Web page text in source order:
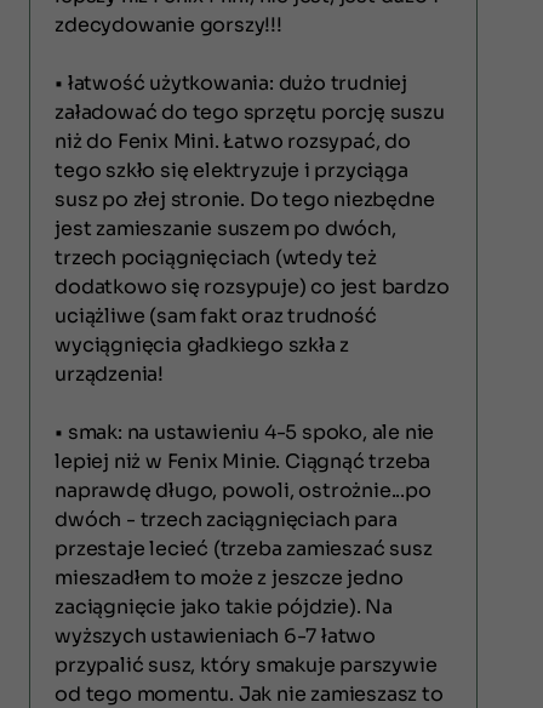
zdecydowanie gorszy!!!
• łatwość użytkowania: dużo trudniej
załadować do tego sprzętu porcję suszu
niż do Fenix Mini. Łatwo rozsypać, do
tego szkło się elektryzuje i przyciąga
susz po złej stronie. Do tego niezbędne
jest zamieszanie suszem po dwóch,
trzech pociągnięciach (wtedy też
dodatkowo się rozsypuje) co jest bardzo
uciążliwe (sam fakt oraz trudność
wyciągnięcia gładkiego szkła z
urządzenia!
• smak: na ustawieniu 4-5 spoko, ale nie
lepiej niż w Fenix Minie. Ciągnąć trzeba
naprawdę długo, powoli, ostrożnie...po
dwóch - trzech zaciągnięciach para
przestaje lecieć (trzeba zamieszać susz
mieszadłem to może z jeszcze jedno
zaciągnięcie jako takie pójdzie). Na
wyższych ustawieniach 6-7 łatwo
przypalić susz, który smakuje parszywie
od tego momentu. Jak nie zamieszasz to